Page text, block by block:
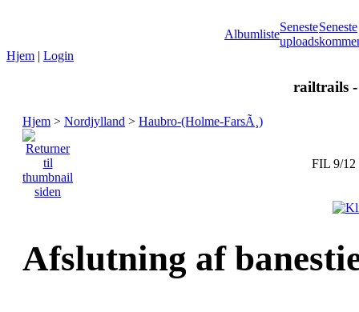
Albumliste
Seneste
uploads
Seneste
Hjem | Login
railtrails
Hjem > Nordjylland > Haubro-(Holme-FarsÃ¸)
FIL 9/12
Afslutning af